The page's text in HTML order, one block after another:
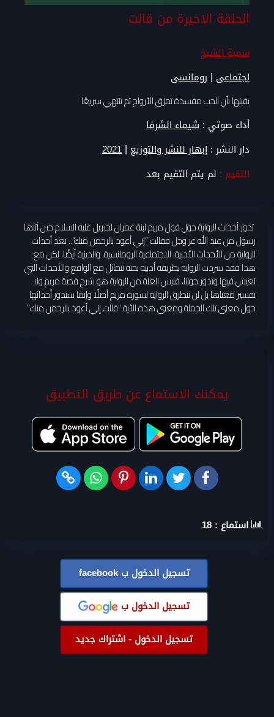
الحلقة الاخيرة من قالت
سمية الشيخ
اجتماعى |رومانسى
يقينها بأن الحب مفسدة تمزق الأرواح ثم تنتهي سريعًا
أداء صوتي :شيماء الشرفا
دار النشر : إبهار للنشر والتوزيع |
2021
التقيم : لم يتم التقيم بعد
تدور أحداث الرواية حول قول مريم ابنة عمران لجبريل عليه السلام حين آتاها
رسول من عند الله عز وجل فقالت “إني أعوذ بالرحمن منك”.. تعد أحداث
الرواية من الأحداث الأدبية، الاجتماعية الرومانسية، والدينية أيضًا، لكن مع
هذا فقد سردت الرواية بطريقة أدبية بحتة تتماثل مع الواقع والأحداث التي
نعيش فيها وتدور حولنا، فليس العلة من الرواية هو شرح قصة مريم ولا
تفسير معناها بل لن تتطرق الرواية لسورة مريم أصلًا وإنما ستدور أحداثها
حول معنى تلك الجملة ومعنى هذه الآية “قالت إني أعوذ بالرحمن منك”
يمكنك الاستماع عن طريق التطبيق
استماع : 18
تسجيل الدخول بfacebook
تسجيل الدخول ب
تسجيل الدخول - اشتراك جديد